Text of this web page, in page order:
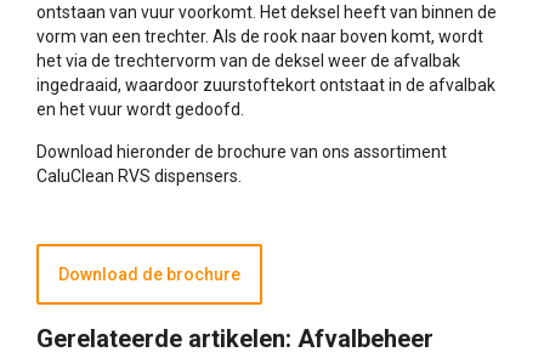
ontstaan van vuur voorkomt. Het deksel heeft van binnen de
vorm van een trechter. Als de rook naar boven komt, wordt
het via de trechtervorm van de deksel weer de afvalbak
ingedraaid, waardoor zuurstoftekort ontstaat in de afvalbak
en het vuur wordt gedoofd.
Download hieronder de brochure van ons assortiment
CaluClean RVS dispensers.
Download de brochure
Gerelateerde artikelen: Afvalbeheer